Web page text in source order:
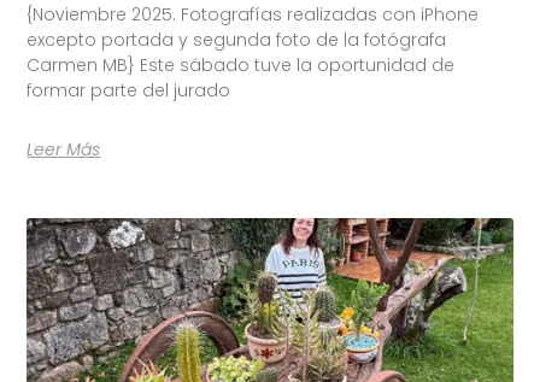
{Noviembre 2025. Fotografías realizadas con iPhone
excepto portada y segunda foto de la fotógrafa
Carmen MB} Este sábado tuve la oportunidad de
formar parte del jurado
Leer Más